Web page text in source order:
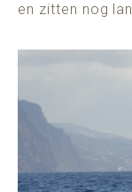
en zitten nog